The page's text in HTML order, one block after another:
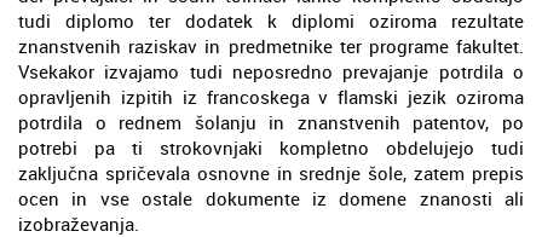
tudi diplomo ter dodatek k diplomi oziroma rezultate
znanstvenih raziskav in predmetnike ter programe fakultet.
Vsekakor izvajamo tudi neposredno prevajanje potrdila o
opravljenih izpitih iz francoskega v flamski jezik oziroma
potrdila o rednem šolanju in znanstvenih patentov, po
potrebi pa ti strokovnjaki kompletno obdelujejo tudi
zaključna spričevala osnovne in srednje šole, zatem prepis
ocen in vse ostale dokumente iz domene znanosti ali
izobraževanja.